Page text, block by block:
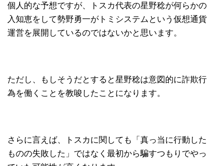
個人的な予想ですが、トスカ代表の星野稔が何らかの
入知恵をして勢野勇一がトミシステムという仮想通貨
運営を展開しているのではないかと思います。
ただし、もしそうだとすると星野稔は意図的に詐欺行
為を働くことを教唆したことになります。
さらに言えば、トスカに関しても「真っ当に行動した
ものの失敗した」ではなく最初から騙すつもりでやっ